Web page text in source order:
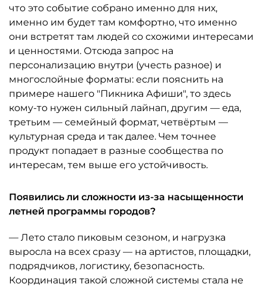
что это событие собрано именно для них,
именно им будет там комфортно, что именно
они встретят там людей со схожими интересами
и ценностями. Отсюда запрос на
персонализацию внутри (учесть разное) и
многослойные форматы: если пояснить на
примере нашего "Пикника Афиши", то здесь
кому-то нужен сильный лайнап, другим — еда,
третьим — семейный формат, четвёртым —
культурная среда и так далее. Чем точнее
продукт попадает в разные сообщества по
интересам, тем выше его устойчивость.
Появились ли сложности из-за насыщенности
летней программы городов?
— Лето стало пиковым сезоном, и нагрузка
выросла на всех сразу — на артистов, площадки,
подрядчиков, логистику, безопасность.
Координация такой сложной системы стала не